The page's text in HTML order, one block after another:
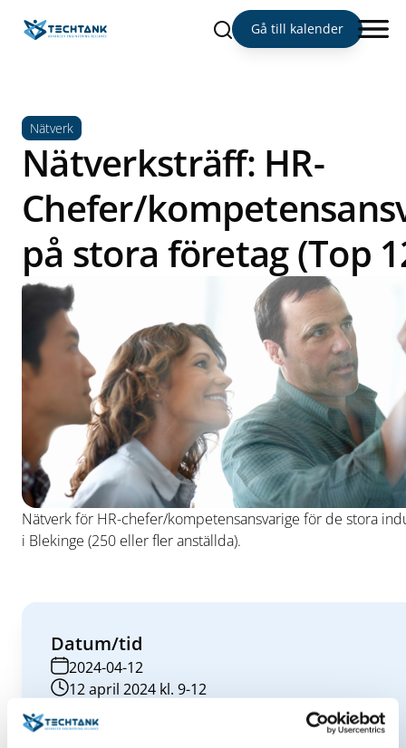
Sök Gå till kalender
Nätverk
Nätverksträff: HR-
Chefer/
på stora företag (Top
Nätverk för HR-chefer/kompetensansvarige för de stora
i Blekinge (250 eller fler anställda).
Datum/tid
2024-04-12
12 april 2024 kl. 9-12
Plats
Kreativum Science Center, Karlshamn